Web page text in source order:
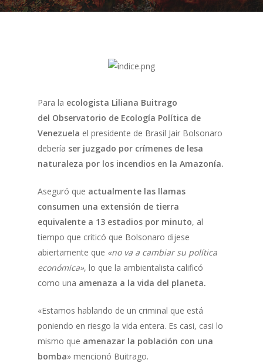
Para la ecologista Liliana Buitrago
del Observatorio de Ecología Política de
Venezuela el presidente de Brasil Jair Bolsonaro
debería ser juzgado por crímenes de lesa
naturaleza por los incendios en la Amazonía.
Aseguró que actualmente las llamas
consumen una extensión de tierra
equivalente a 13 estadios por minuto, al
tiempo que criticó que Bolsonaro dijese
abiertamente que «no va a cambiar su política
económica», lo que la ambientalista calificó
como una amenaza a la vida del planeta.
«Estamos hablando de un criminal que está
poniendo en riesgo la vida entera. Es casi, casi lo
mismo que amenazar la población con una
bomba» mencionó Buitrago.